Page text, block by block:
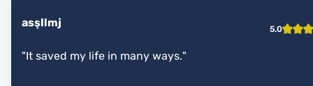
asşllmj 5.0
"It saved my life in many ways."